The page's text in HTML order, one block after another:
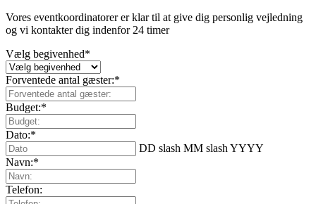
Vores eventkoordinatorer er klar til at give dig personlig vejledning
og vi kontakter dig indenfor 24 timer
Vælg begivenhed*
Forventede antal gæster:*
Budget:*
Dato:*
DD slash MM slash YYYY
Navn:*
Telefon: